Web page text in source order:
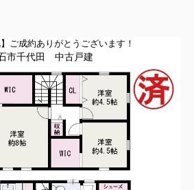
ご成約ありがとうございます！
市千代田 中古戸建